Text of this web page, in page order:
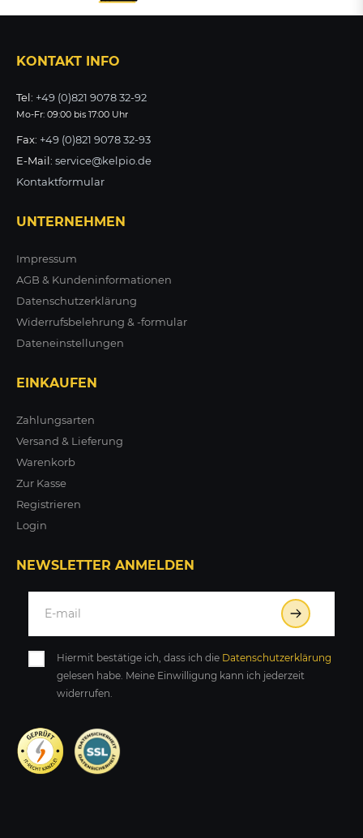
ZUM PRODUKT
KONTAKT INFO
Tel: +49 (0)821 9078 32-92
Mo-Fr: 09:00 bis 17:00 Uhr
Fax: +49 (0)821 9078 32-93
E-Mail: service@kelpio.de
Kontaktformular
UNTERNEHMEN
Impressum
AGB & Kundeninformationen
Datenschutzerklärung
Widerrufsbelehrung & -formular
Dateneinstellungen
EINKAUFEN
Zahlungsarten
Versand & Lieferung
Warenkorb
Zur Kasse
Registrieren
Login
NEWSLETTER ANMELDEN
Hiermit bestätige ich, dass ich die Daten­schutz­erklärung
gelesen habe. Meine Einwilligung kann ich jederzeit
widerrufen.